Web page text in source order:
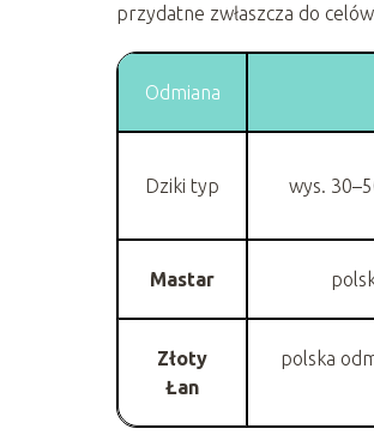
przydatne zwłaszcza do
Odmiana
Dziki typ wys.
Mastar
Złoty
Łan
polska